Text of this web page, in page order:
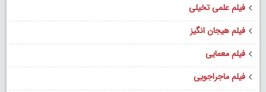
فیلم علمی تخیلی
فیلم هیجان انگیز
فیلم معمایی
فیلم ماجراجویی